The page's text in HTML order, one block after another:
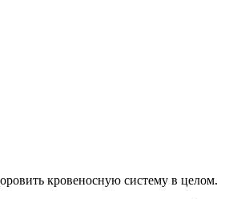
кровеносную систему в целом.